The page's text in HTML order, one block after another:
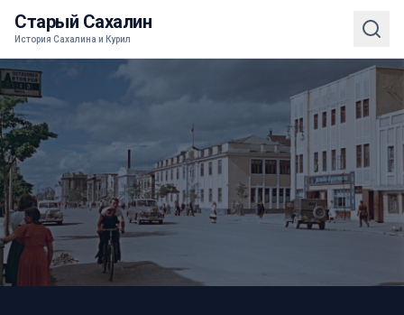
Старый Сахалин
История Сахалина и Курил